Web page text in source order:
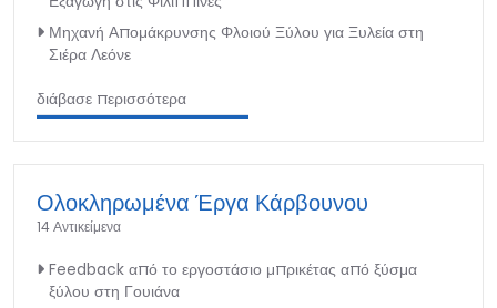
Μηχανή Απομάκρυνσης Φλοιού Ξύλου για Ξυλεία στη
Σιέρα Λεόνε
διάβασε περισσότερα
Ολοκληρωμένα Έργα Κάρβουνου
14 Αντικείμενα
Feedback από το εργοστάσιο μπρικέτας από ξύσμα
ξύλου στη Γουιάνα